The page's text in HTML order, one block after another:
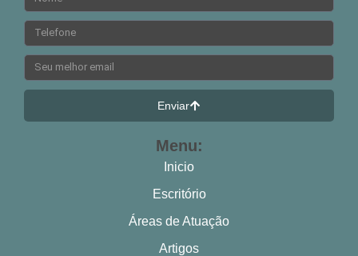
Enviar
Menu:
Inicio
Escritório
Áreas de Atuação
Artigos